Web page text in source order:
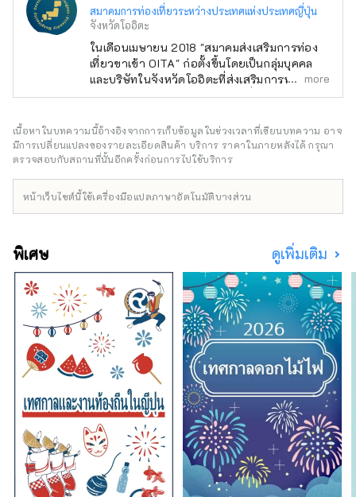
ของเราตามความต้องการของพวกเขา
โดยเฉพาะอย่างยิ่ง เราจัดการการ
วางแผน การสร้าง การจัดการ และการ
ดำเนินการทัวร์ส่วนตัว การทัศนศึกษา
และทัวร์แลกเปลี่ยนอุตสาหกรรม
สมาคมการท่องเที่ยวระหว่างประเทศแห่งประเทศญี่ปุ่น
จังหวัดโออิตะ
ในเดือนเมษายน 2018 "สมาคมส่งเสริมการท่อง
เที่ยวขาเข้า OITA" ก่อตั้งขึ้นโดยเป็นกลุ่มบุคคล
และบริษัทในจังหวัดโออิตะที่ส่งเสริมการท่องเที่ยว
ขาเข้า (การเดินทางโดยนักท่องเที่ยวชาวต่างชาติ
2566 ได้มีการจัดระเบียบใหม่และเปลี่ยนชื่อเป็น
General Incorporated Association "Inbound
National Promotion Council" และมุ่งเน้นไปที่ 4
พัฒนาทรัพยากรมนุษย์ด้านการท่องเที่ยว" "การ
กำลังพัฒนาโครงการต่างๆทั่วประเทศตาม
มาตรการเฉพาะ
more
เนื้อหาในบทความนี้อ้างอิงจากการเก็บข้อมูลในช่วงเวลาที่เขียนบทความ อาจ
มีการเปลี่ยนแปลงของรายละเอียดสินค้า บริการ ราคาในภายหลังได้ กรุณา
ตรวจสอบกับสถานที่นั้นอีกครั้งก่อนการไปใช้บริการ
หน้าเว็บไซต์นี้ใช้เครื่องมือแปลภาษาอัตโนมัติบางส่วน
พิเศษ ดูเพิ่มเติม